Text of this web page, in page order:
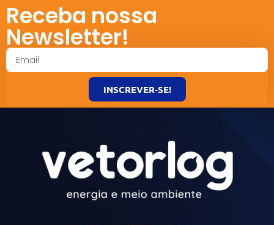
Receba nossa
Newsletter!
INSCREVER-SE!